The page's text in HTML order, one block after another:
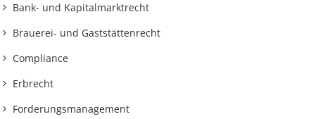
Bank- und Kapitalmarktrecht
Brauerei- und Gaststättenrecht
Compliance
Erbrecht
Forderungsmanagement